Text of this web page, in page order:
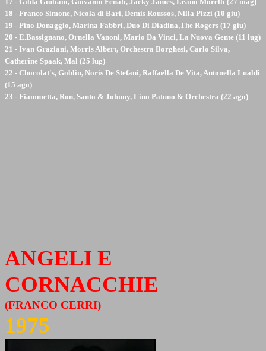
18 - Franco Simone, Nicola di Bari, Demis Roussos, Nilla Pizzi (10 giu)
19 - Pino Donaggio, Marina Fabbri, Duo Di Diadina,The Rogers (17 giu)
20 - E.Bassignano, Ornella Vanoni, Mario Da Vinci, La Nuova Gente (11 lug)
21 - Ivan Graziani, Morris Albert, Orchestra Borghesi, Carlo Silva,
Catherine Spaak, Mal (25 lug)
22 - Chocolat's, Goblin, Noris De Stefani, Raffaella De Vita, Antonella Lualdi
(15 ago)
23 - Fiammetta, Ron, Santo & Johnny, Lino Patuno & Orchestra (22 ago)
ANGELI E
CORNACCHIE
(FRANCO CERRI)
1975